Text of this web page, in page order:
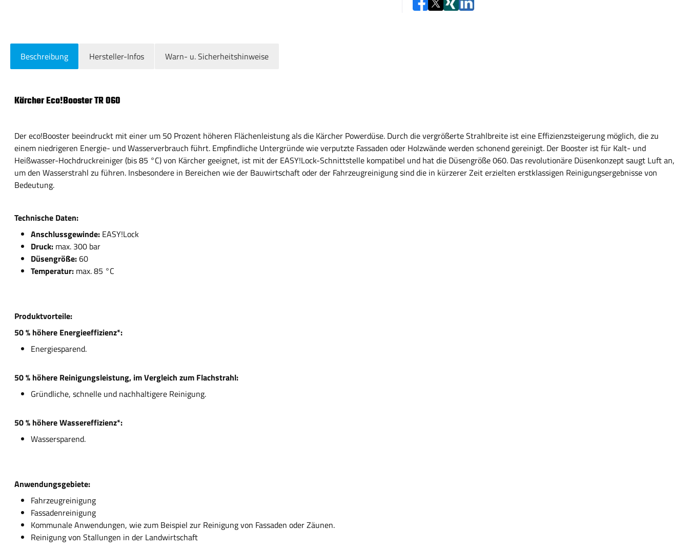
Beschreibung Hersteller-Infos Warn- u. Sicherheitshinweise
Kärcher Eco!Booster TR 060
Der eco!Booster beeindruckt mit einer um 50 Prozent höheren Flächenleistung als die Kärcher Powerdüse. Durch die vergrößerte Strahlbreite ist eine Effizienzsteigerung möglich, die zu
einem niedrigeren Energie- und Wasserverbrauch führt. Empfindliche Untergründe wie verputzte Fassaden oder Holzwände werden schonend gereinigt. Der Booster ist für Kalt- und
Heißwasser-Hochdruckreiniger (bis 85 °C) von Kärcher geeignet, ist mit der EASY!Lock-Schnittstelle kompatibel und hat die Düsengröße 060. Das revolutionäre Düsenkonzept saugt Luft an,
um den Wasserstrahl zu führen. Insbesondere in Bereichen wie der Bauwirtschaft oder der Fahrzeugreinigung sind die in kürzerer Zeit erzielten erstklassigen Reinigungsergebnisse von
Bedeutung.
Technische Daten:
Anschlussgewinde: EASY!Lock
Druck: max. 300 bar
Düsengröße:60
Temperatur: max. 85 °C
Produktvorteile:
50 % höhere Energieeffizienz*:
Energiesparend.
50 % höhere Reinigungsleistung, im Vergleich zum Flachstrahl:
Gründliche, schnelle und nachhaltigere Reinigung.
50 % höhere Wassereffizienz*:
Wassersparend.
Anwendungsgebiete:
Fahrzeugreinigung
Fassadenreinigung
Kommunale Anwendungen, wie zum Beispiel zur Reinigung von Fassaden oder Zäunen.
Reinigung von Stallungen in der Landwirtschaft